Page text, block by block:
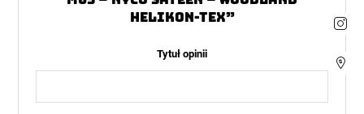
Helikon-Tex”
Tytuł opinii